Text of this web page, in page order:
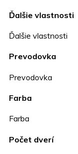
Ďalšie vlastnosti
Ďalšie vlastnosti
Prevodovka
Prevodovka
Farba
Farba
Počet dverí